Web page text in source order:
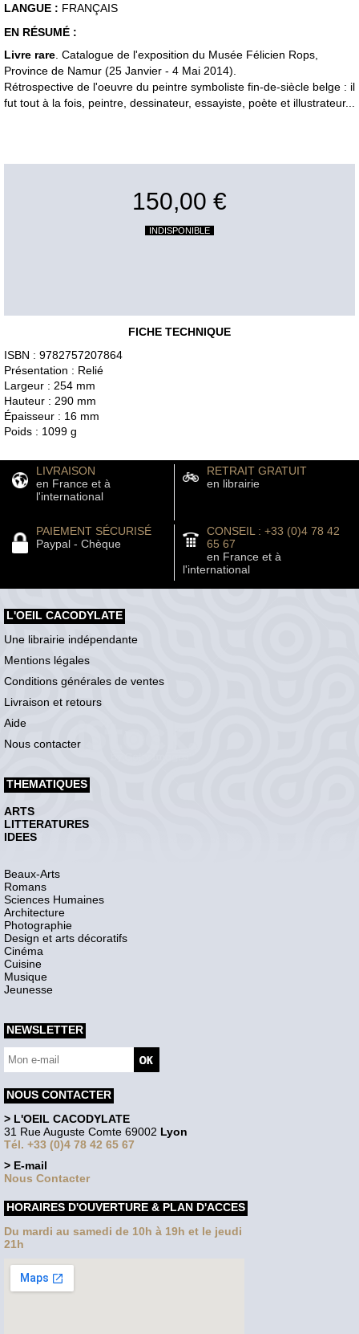
LANGUE : FRANÇAIS
EN RÉSUMÉ :
Livre rare . Catalogue de l'exposition du Musée Félicien Rops,
Province de Namur (25 Janvier - 4 Mai 2014).
Rétrospective de l'oeuvre du peintre symboliste fin-de-siècle belge : il
fut tout à la fois, peintre, dessinateur, essayiste, poète et illustrateur...
150,00 €
INDISPONIBLE
FICHE TECHNIQUE
ISBN : 9782757207864
Présentation : Relié
Largeur : 254 mm
Hauteur : 290 mm
Épaisseur : 16 mm
Poids : 1099 g
LIVRAISON
en France et à
l'international
RETRAIT GRATUIT
en librairie
PAIEMENT SÉCURISÉ
Paypal - Chèque
CONSEIL : +33 (0)4 78 42
65 67
en France et à
l'international
L'OEIL CACODYLATE
Une librairie indépendante
Mentions légales
Conditions générales de ventes
Livraison et retours
Aide
Nous contacter
THEMATIQUES
ARTS
LITTERATURES
IDEES
Beaux-Arts
Romans
Sciences Humaines
Architecture
Photographie
Design et arts décoratifs
Cinéma
Cuisine
Musique
Jeunesse
NEWSLETTER
NOUS CONTACTER
> L'OEIL CACODYLATE
31 Rue Auguste Comte 69002 Lyon
Tél. +33 (0)4 78 42 65 67
> E-mail
Nous Contacter
HORAIRES D'OUVERTURE & PLAN D'ACCES
Du mardi au samedi de 10h à 19h et le jeudi
21h